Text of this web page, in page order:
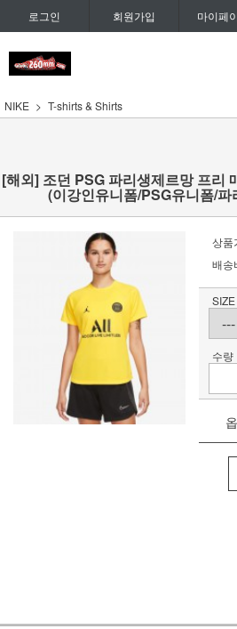
로그인 회원가입 마이페
NIKE T-shirts & Shirts
[해외] 조던 PSG 파리생제르망 프리
(이강인유니폼/PSG유니폼/
상품
배송
SIZE
수량